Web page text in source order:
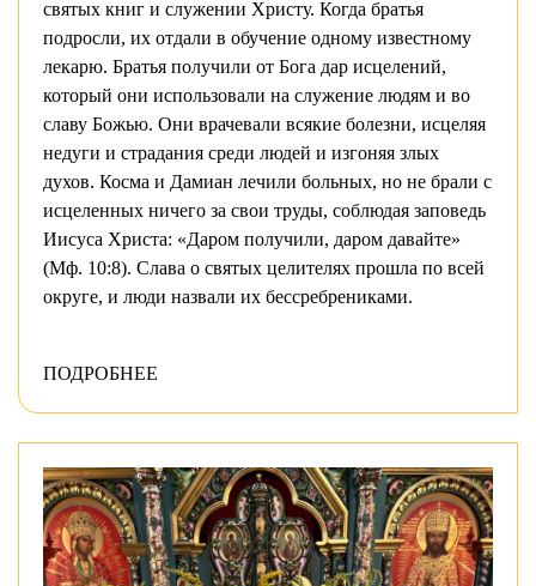
святых книг и служении Христу. Когда братья
подросли, их отдали в обучение одному известному
лекарю. Братья получили от Бога дар исцелений,
который они использовали на служение людям и во
славу Божью. Они врачевали всякие болезни, исцеляя
недуги и страдания среди людей и изгоняя злых
духов. Косма и Дамиан лечили больных, но не брали с
исцеленных ничего за свои труды, соблюдая заповедь
Иисуса Христа: «Даром получили, даром давайте»
(Мф. 10:8). Слава о святых целителях прошла по всей
округе, и люди назвали их бессребрениками.
ПОДРОБНЕЕ